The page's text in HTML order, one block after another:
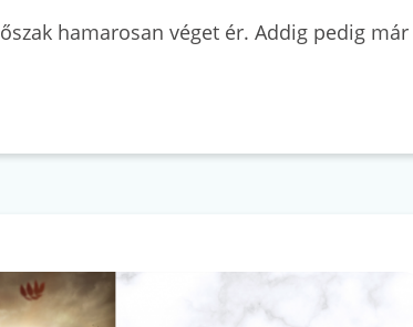
hamarosan véget ér. Addig pedig